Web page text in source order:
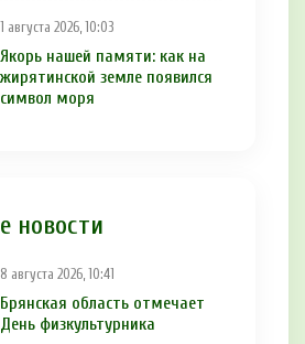
1 августа 2026, 10:03
Якорь нашей памяти: как на
жирятинской земле появился
символ моря
новости
8 августа 2026, 10:41
Брянская область отмечает
День физкультурника